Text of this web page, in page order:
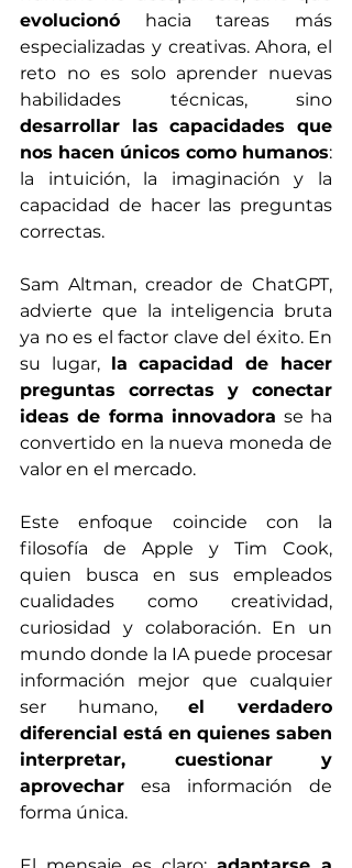
evolucionó hacia tareas más
especializadas y creativas. Ahora, el
reto no es solo aprender nuevas
desarrollar las capacidades que
nos hacen únicos como humanos:
la intuición, la imaginación y la
capacidad de hacer las preguntas
correctas.
Sam Altman, creador de ChatGPT,
advierte que la inteligencia bruta
ya no es el factor clave del éxito. En
su lugar, la capacidad de hacer
preguntas correctas y conectar
ideas de forma innovadora se ha
convertido en la nueva moneda de
valor en el mercado.
Este enfoque coincide con la
filosofía de Apple y Tim Cook,
quien busca en sus empleados
cualidades como creatividad,
curiosidad y colaboración. En un
mundo donde la IA puede procesar
información mejor que cualquier
ser humano, el verdadero
diferencial está en quienes saben
interpretar, cuestionar y
aprovechar esa información de
forma única.